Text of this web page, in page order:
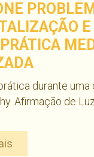
durante uma
Afirmação de